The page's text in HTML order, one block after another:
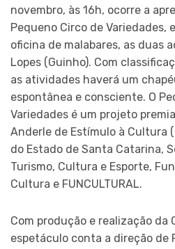
novembro, às 16h, ocorre a
Pequeno Circo de Variedades,
oficina de malabares, as duas
Lopes (Guinho). Com
as atividades haverá um
espontânea e consciente. O
Variedades é um projeto
Anderle de Estímulo à Cultura
do Estado de Santa Catarina,
Turismo, Cultura e Esporte,
Cultura e FUNCULTURAL.
Com produção e realização da
espetáculo conta a direção de